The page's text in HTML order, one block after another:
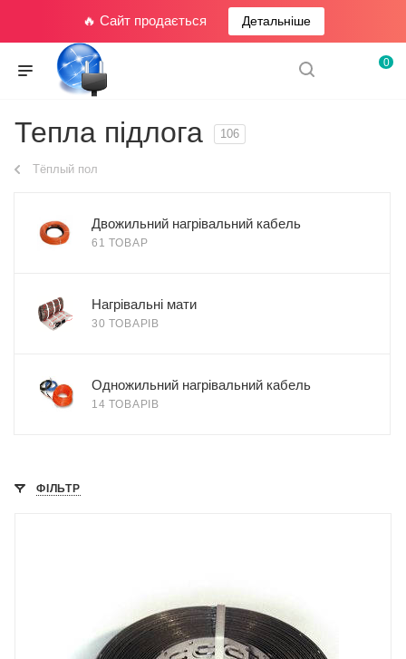
🔥 Сайт продається Детальніше
0
Тепла підлога 106
Тёплый пол
Двожильний нагрівальний кабель
61 ТОВАР
Нагрівальні мати
30 ТОВАРІВ
Одножильний нагрівальний кабель
14 ТОВАРІВ
ФІЛЬТР